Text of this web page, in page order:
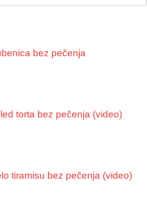
bez pečenja
torta bez pečenja (video)
tiramisu bez pečenja (video)